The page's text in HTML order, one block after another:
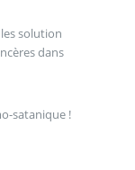
solution
dans
satanique !